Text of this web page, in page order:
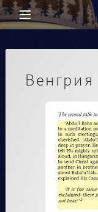
Венгрия